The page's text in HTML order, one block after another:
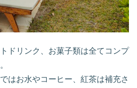
ドリンク、お菓子類は全てコンプ
はお水やコーヒー、紅茶は補充さ